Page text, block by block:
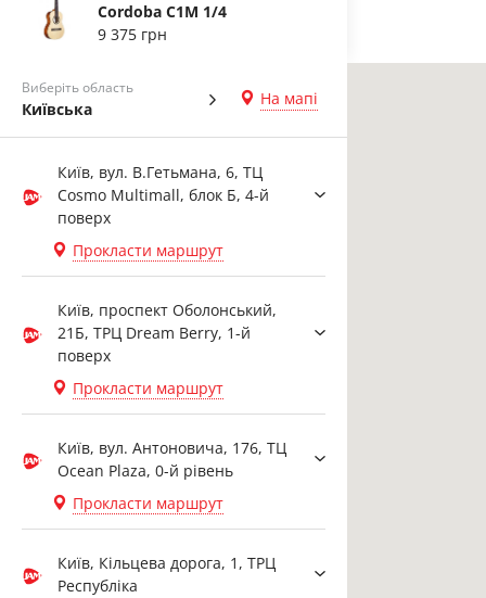
Cordoba C1M 1/4
9 375 грн
Виберіть область
Київська
На мапі
Київ, вул. В.Гетьмана, 6, ТЦ
Cosmo Multimall, блок Б, 4-й
поверх
Прокласти маршрут
Київ, проспект Оболонський,
21Б, ТРЦ Dream Berry, 1-й
поверх
Прокласти маршрут
Київ, вул. Антоновича, 176, ТЦ
Ocean Plaza, 0-й рівень
Прокласти маршрут
Київ, Кільцева дорога, 1, ТРЦ
Республіка